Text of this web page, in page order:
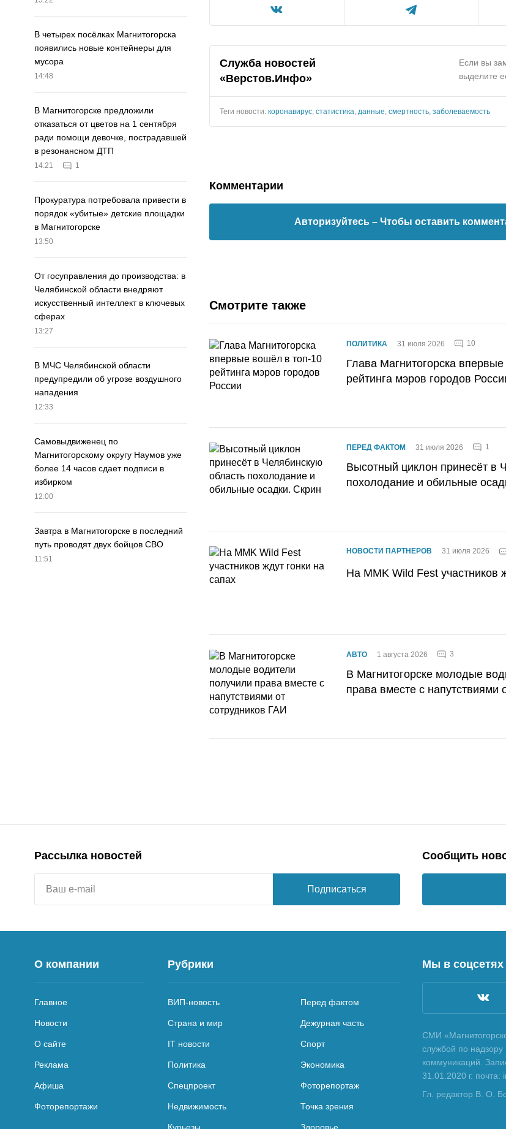
В четырех посёлках Магнитогорска
появились новые контейнеры для
мусора
14:48
В Магнитогорске предложили
отказаться от цветов на 1 сентября
ради помощи девочке, пострадавшей
в резонансном ДТП
14:21 1
Прокуратура потребовала привести в
порядок «убитые» детские площадки
в Магнитогорске
13:50
От госуправления до производства: в
Челябинской области внедряют
искусственный интеллект в ключевых
сферах
13:27
В МЧС Челябинской области
предупредили об угрозе воздушного
нападения
12:33
Самовыдвиженец по
Магнитогорскому округу Наумов уже
более 14 часов сдает подписи в
избирком
12:00
Завтра в Магнитогорске в последний
путь проводят двух бойцов СВО
11:51
Служба новостей
«Верстов.Инфо»
Если вы
выделите
Теги новости: коронавирус статистика данные смертность заболеваемость
Комментарии
Авторизуйтесь – Чтобы оставить
Смотрите также
ПОЛИТИКА 31 июля 2026 10
Глава Магнитогорска
рейтинга мэров городов
ПЕРЕД ФАКТОМ 31 июля 2026 1
Высотный циклон принесёт в
похолодание и обильные
НОВОСТИ ПАРТНЕРОВ 31 июля 2026
На MMK Wild Fest участников
АВТО 1 августа 2026 3
В Магнитогорске молодые
права вместе с напутствиями
Рассылка новостей
Подписаться
Сообщить
О компании
Главное
Новости
О сайте
Реклама
Афиша
Фоторепортажи
Рубрики
ВИП-новость Перед фактом
Страна и мир Дежурная часть
IT новости Спорт
Политика Экономика
Спецпроект Фоторепортаж
Недвижимость Точка зрения
Курьезы Здоровье
Мы в соцсетях
СМИ
службой по
коммуникаций.
31.01.2020 г.
Гл. редактор В. О.